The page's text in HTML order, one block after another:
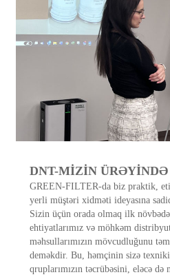
DNT-MİZİN
GREEN-FILTER-da biz praktik,
yerli müştəri xidməti ideyasına
Sizin üçün orada olmaq ilk
ehtiyatlarımız və möhkəm
məhsullarımızın mövcudluğunu
deməkdir. Bu, həmçinin sizə
qruplarımızın təcrübəsini, eləcə də